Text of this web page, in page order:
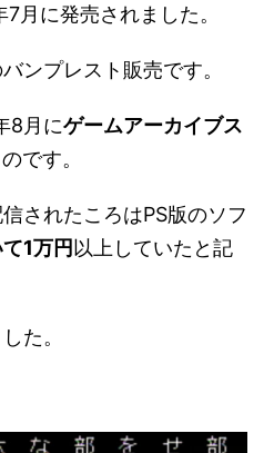
月に発売されました。
ンプレスト販売です。
8月にゲームアーカイブス
です。
されたころはPS版のソフ
1万円 以上していたと記
た。